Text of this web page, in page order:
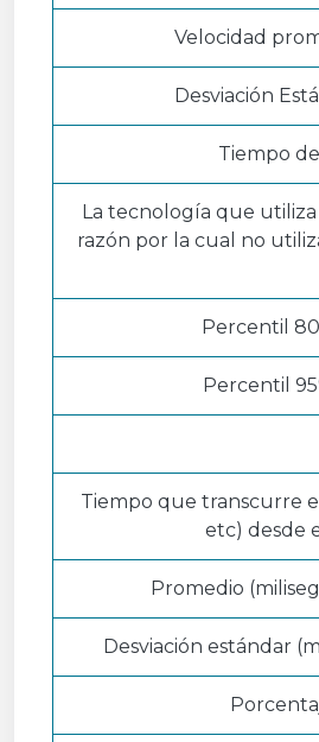
Velocidad
Desviación
Tiempo
La tecnología que utiliza
razón por la cual no
Percentil
Percentil
Tiempo que transcurre
etc) desde
Promedio
Desviación estándar